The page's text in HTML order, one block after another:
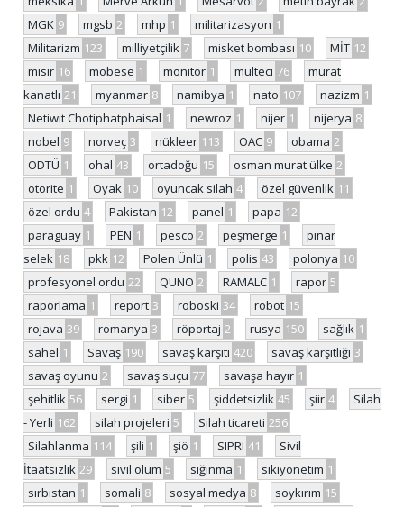
MGK 9 mgsb 2 mhp 1 militarizasyon 1
Militarizm 123 milliyetçilik 7 misket bombası 10 MİT 12
mısır 16 mobese 1 monitor 1 mülteci 76
murat
kanatlı 21 myanmar 8 namibya 1 nato 107 nazizm 1
Netiwit Chotiphatphaisal 1 newroz 1 nijer 1 nijerya 8
nobel 9 norveç 3 nükleer 113 OAC 9 obama 2
ODTÜ 1 ohal 43 ortadoğu 15 osman murat ülke 2
otorite 1 Oyak 10 oyuncak silah 4 özel güvenlik 11
özel ordu 4 Pakistan 12 panel 1 papa 12
paraguay 1 PEN 1 pesco 2 peşmerge 1
pınar
selek 18 pkk 12 Polen Ünlü 1 polis 43 polonya 10
profesyonel ordu 22 QUNO 2 RAMALC 1 rapor 5
raporlama 1 report 3 roboski 34 robot 15
rojava 39 romanya 3 röportaj 2 rusya 150 sağlık 1
sahel 1 Savaş 190 savaş karşıtı 420 savaş karşıtlığı 3
savaş oyunu 2 savaş suçu 77 savaşa hayır 1
şehitlik 56 sergi 1 siber 5 şiddetsizlik 45 şiir 4
Silah
- Yerli 162 silah projeleri 5 Silah ticareti 256
Silahlanma 114 şili 1 şiö 1 SIPRI 41
Sivil
İtaatsizlik 29 sivil ölüm 5 sığınma 1 sıkıyönetim 1
sırbistan 1 somali 8 sosyal medya 8 soykırım 15